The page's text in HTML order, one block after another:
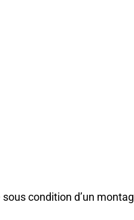
condition d’un